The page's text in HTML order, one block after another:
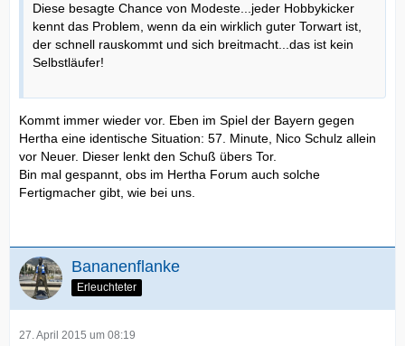
Diese besagte Chance von Modeste...jeder Hobbykicker
kennt das Problem, wenn da ein wirklich guter Torwart ist,
der schnell rauskommt und sich breitmacht...das ist kein
Selbstläufer!
Kommt immer wieder vor. Eben im Spiel der Bayern gegen
Hertha eine identische Situation: 57. Minute, Nico Schulz allein
vor Neuer. Dieser lenkt den Schuß übers Tor.
Bin mal gespannt, obs im Hertha Forum auch solche
Fertigmacher gibt, wie bei uns.
Bananenflanke
Erleuchteter
27. April 2015 um 08:19